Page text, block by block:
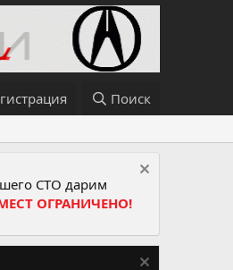
Поиск
СТО дарим
ОГРАНИЧЕНО!